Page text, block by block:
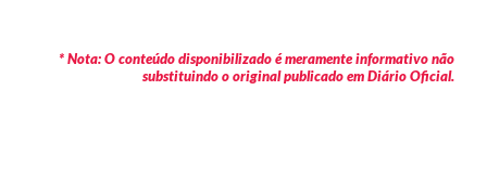
* Nota: O conteúdo disponibilizado é meramente informativo não
substituindo o original publicado em Diário Oficial.